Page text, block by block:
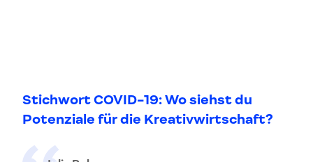
Stichwort COVID-19: Wo siehst du
Potenziale für die Kreativwirtschaft?